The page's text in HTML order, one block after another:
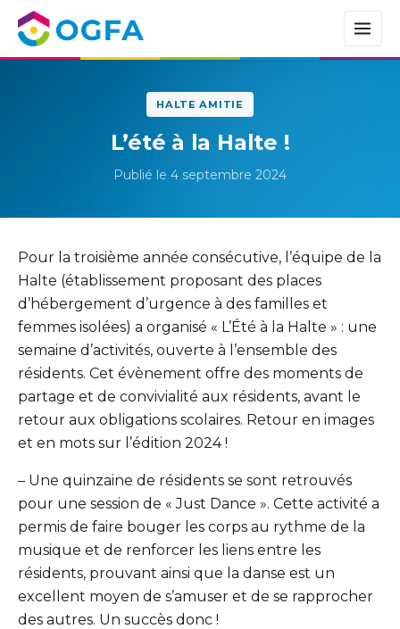
HALTE AMITIE
L’été à la Halte !
Publié le 4 septembre 2024
Pour la troisième année consécutive, l’équipe de la
Halte (établissement proposant des places
d’hébergement d’urgence à des familles et
femmes isolées) a organisé « L’Été à la Halte » : une
semaine d’activités, ouverte à l’ensemble des
résidents. Cet évènement offre des moments de
partage et de convivialité aux résidents, avant le
retour aux obligations scolaires. Retour en images
et en mots sur l’édition 2024 !
– Une quinzaine de résidents se sont retrouvés
pour une session de « Just Dance ». Cette activité a
permis de faire bouger les corps au rythme de la
musique et de renforcer les liens entre les
résidents, prouvant ainsi que la danse est un
excellent moyen de s’amuser et de se rapprocher
des autres. Un succès donc !